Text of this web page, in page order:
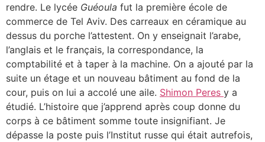
rendre. Le lycée Guéoula fut la première école de
commerce de Tel Aviv. Des carreaux en céramique au
dessus du porche l’attestent. On y enseignait l’arabe,
l’anglais et le français, la correspondance, la
comptabilité et à taper à la machine. On a ajouté par la
suite un étage et un nouveau bâtiment au fond de la
cour, puis on lui a accolé une aile. Shimon Peres y a
étudié. L’histoire que j’apprend après coup donne du
corps à ce bâtiment somme toute insignifiant. Je
dépasse la poste puis l’Institut russe qui était autrefois,